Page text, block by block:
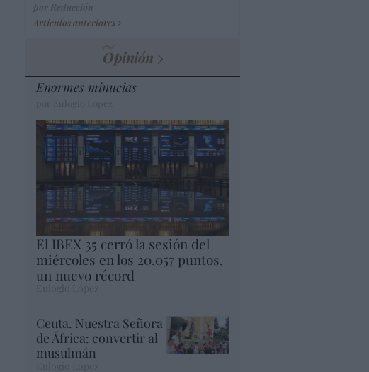
Artículos anteriores
Opinión
Enormes minucias
El IBEX 35 cerró la sesión del
miércoles en los 20.057 puntos,
un nuevo récord
Ceuta. Nuestra Señora
de África: convertir al
musulmán